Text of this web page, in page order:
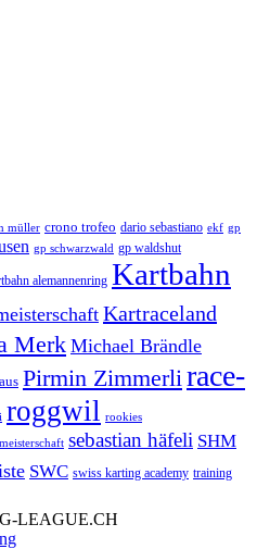
müller crono trofeo dario sebastiano ekf gp
gp schwarzwald gp waldshut
alemannenring Kartbahn
Kartraceland
Merk Michael Brändle
Pirmin Zimmerli race-
roggwil rookies
sebastian häfeli SHM
SWC swiss karting academy training
LEAGUE.CH